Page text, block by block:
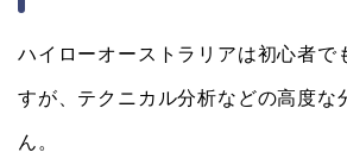
ハイローオーストラリアは初心者で
すが、テクニカル分析などの高度な
ん。